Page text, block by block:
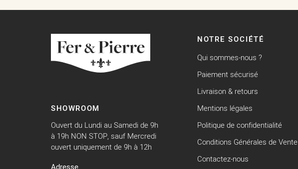
SHOWROOM
Ouvert du Lundi au Samedi de 9h
à 19h NON STOP, sauf Mercredi
ouvert uniquement de 9h à 12h
Adresse
NOTRE SOCIÉTÉ
Qui sommes-nous ?
Paiement sécurisé
Livraison & retours
Mentions légales
Politique de confidentialité
Conditions Générales de Vente
Contactez-nous